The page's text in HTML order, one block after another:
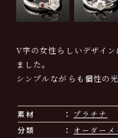
V字の女性らしいデザイ
ました。
シンプルながらも個性の
素材 プラチナ
分類
オーダーメ